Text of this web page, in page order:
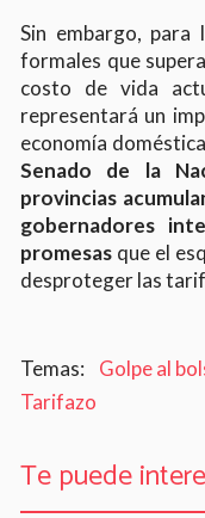
Sin embargo, para
formales que
costo de vida
representará un
economía
Senado de la
provincias
gobernadores
promesas que el
desproteger las
Golpe al
Tarifazo
Te puede